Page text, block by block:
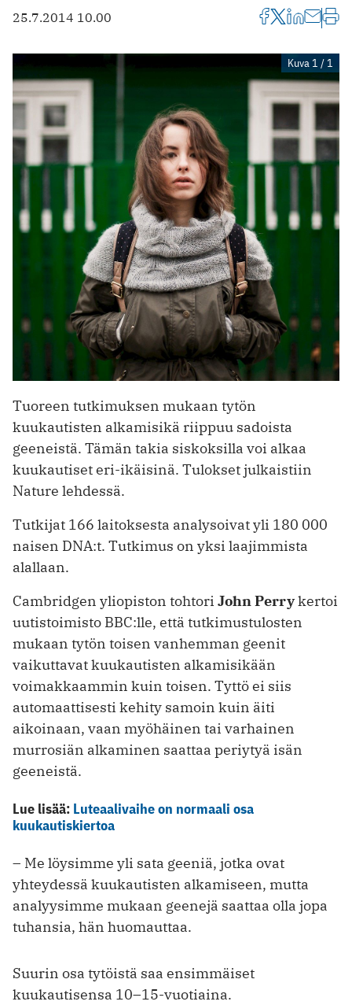
25.7.2014 10.00
Kuva 1 / 1
Tuoreen tutkimuksen mukaan tytön
kuukautisten alkamisikä riippuu sadoista
geeneistä. Tämän takia siskoksilla voi alkaa
kuukautiset eri-ikäisinä. Tulokset julkaistiin
Nature lehdessä.
Tutkijat 166 laitoksesta analysoivat yli 180 000
naisen DNA:t. Tutkimus on yksi laajimmista
alallaan.
Cambridgen yliopiston tohtori John Perrykertoi
uutistoimisto BBC:lle, että tutkimustulosten
mukaan tytön toisen vanhemman geenit
vaikuttavat kuukautisten alkamisikään
voimakkaammin kuin toisen. Tyttö ei siis
automaattisesti kehity samoin kuin äiti
aikoinaan, vaan myöhäinen tai varhainen
murrosiän alkaminen saattaa periytyä isän
geeneistä.
Lue lisää: Luteaalivaihe on normaali osa
kuukautiskiertoa
– Me löysimme yli sata geeniä, jotka ovat
yhteydessä kuukautisten alkamiseen, mutta
analyysimme mukaan geenejä saattaa olla jopa
tuhansia, hän huomauttaa.
Suurin osa tytöistä saa ensimmäiset
kuukautisensa 10–15-vuotiaina.